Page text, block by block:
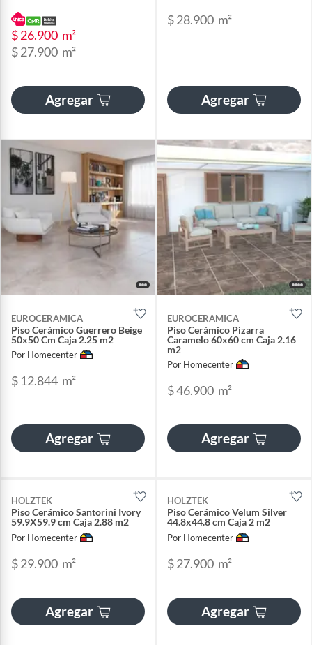
$ 26.900 m²
$ 27.900 m²
Agregar
$ 28.900 m²
Agregar
EUROCERAMICA
Piso Cerámico Guerrero Beige
50x50 Cm Caja 2.25 m2
Por Homecenter
$ 12.844 m²
Agregar
EUROCERAMICA
Piso Cerámico Pizarra
Caramelo 60x60 cm Caja 2.16
m2
Por Homecenter
$ 46.900 m²
Agregar
HOLZTEK
Piso Cerámico Santorini Ivory
59.9X59.9 cm Caja 2.88 m2
Por Homecenter
$ 29.900 m²
Agregar
HOLZTEK
Piso Cerámico Velum Silver
44.8x44.8 cm Caja 2 m2
Por Homecenter
$ 27.900 m²
Agregar